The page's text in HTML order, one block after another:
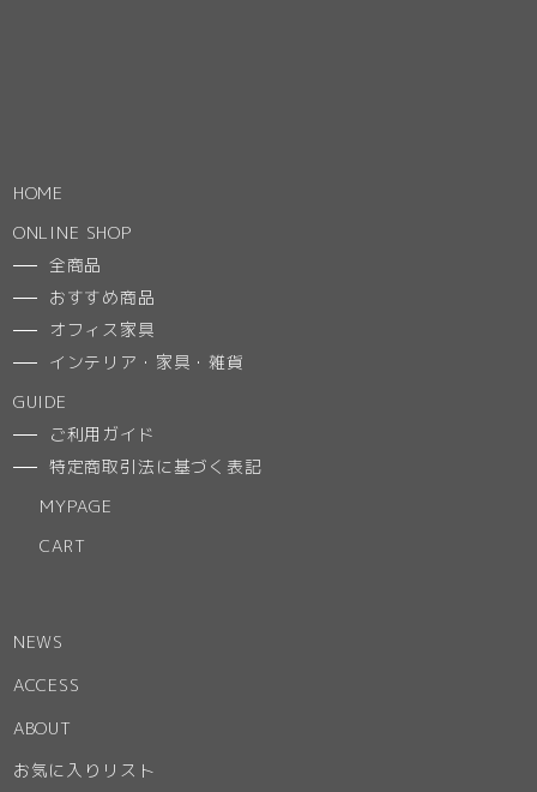
HOME
ONLINE SHOP
全商品
おすすめ商品
オフィス家具
インテリア・家具・雑貨
GUIDE
ご利用ガイド
特定商取引法に基づく表記
MYPAGE
CART
NEWS
ACCESS
ABOUT
お気に入りリスト